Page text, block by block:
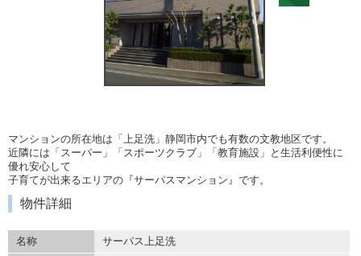
マンションの所在地は「上足洗」静岡市内でも有数の文教地区です。
近隣には「スーパー」「スポーツクラブ」「教育施設」と生活利便性に
優れ安心して
子育てが出来るエリアの『サーパスマンション』です。
物件詳細
名称
サーパス上足洗